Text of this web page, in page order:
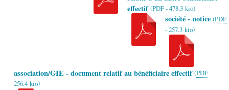
effectif (PDF-478.3 kio)
société - notice (PDF
-257.3 kio)
association/GIE - document relatif au bénéficiaire effectif (PDF-
256.4 kio)